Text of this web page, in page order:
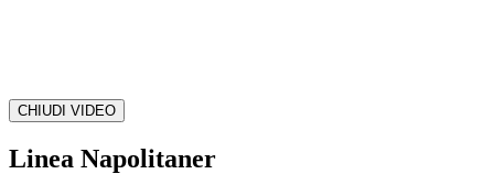
CHIUDI VIDEO
Linea Napolitaner